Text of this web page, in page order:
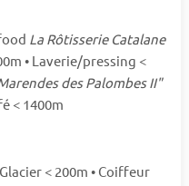
La Rôtisserie Catalane
• Laverie/pressing <
des Palombes II"
< 1400m
< 200m • Coiffeur